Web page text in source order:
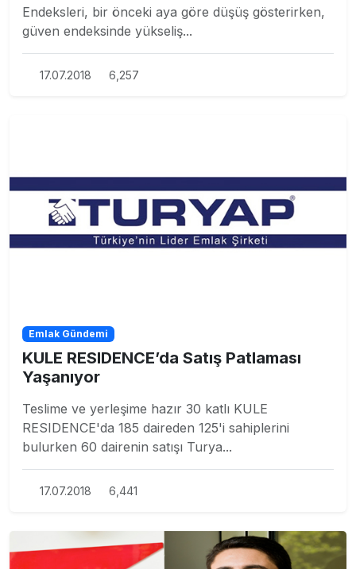
Endeksleri, bir önceki aya göre düşüş gösterirken,
güven endeksinde yükseliş...
17.07.2018 6,257
Emlak Gündemi
KULE RESIDENCE’da Satış Patlaması
Yaşanıyor
Teslime ve yerleşime hazır 30 katlı KULE
RESIDENCE'da 185 daireden 125'i sahiplerini
bulurken 60 dairenin satışı Turya...
17.07.2018 6,441